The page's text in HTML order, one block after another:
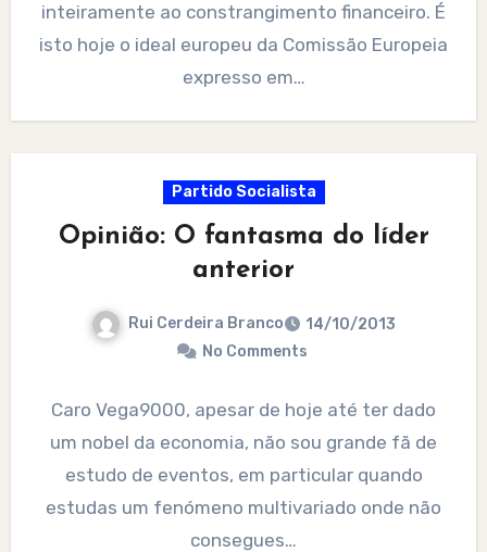
inteiramente ao constrangimento financeiro. É
isto hoje o ideal europeu da Comissão Europeia
expresso em…
Partido Socialista
Opinião: O fantasma do líder
anterior
Rui Cerdeira Branco
14/10/2013
No Comments
Caro Vega9000, apesar de hoje até ter dado
um nobel da economia, não sou grande fã de
estudo de eventos, em particular quando
estudas um fenómeno multivariado onde não
consegues…